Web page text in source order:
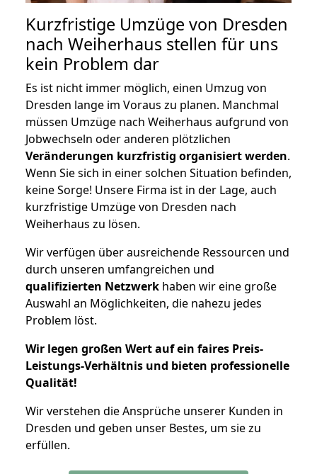
Kurzfristige Umzüge von Dresden
nach Weiherhaus stellen für uns
kein Problem dar
Es ist nicht immer möglich, einen Umzug von
Dresden lange im Voraus zu planen. Manchmal
müssen Umzüge nach Weiherhaus aufgrund von
Jobwechseln oder anderen plötzlichen
Veränderungen kurzfristig organisiert werden.
Wenn Sie sich in einer solchen Situation befinden,
keine Sorge! Unsere Firma ist in der Lage, auch
kurzfristige Umzüge von Dresden nach
Weiherhaus zu lösen.
Wir verfügen über ausreichende Ressourcen und
durch unseren umfangreichen und
qualifizierten Netzwerk haben wir eine große
Auswahl an Möglichkeiten, die nahezu jedes
Problem löst.
Wir legen großen Wert auf ein faires Preis-
Leistungs-Verhältnis und bieten professionelle
Qualität!
Wir verstehen die Ansprüche unserer Kunden in
Dresden und geben unser Bestes, um sie zu
erfüllen.